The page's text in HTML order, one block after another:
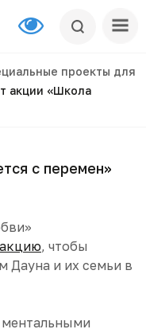
проекты для
акции «Школа
с перемен»
, чтобы
Дауна и их семьи в
ментальными